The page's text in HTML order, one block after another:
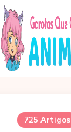
725 Artigos